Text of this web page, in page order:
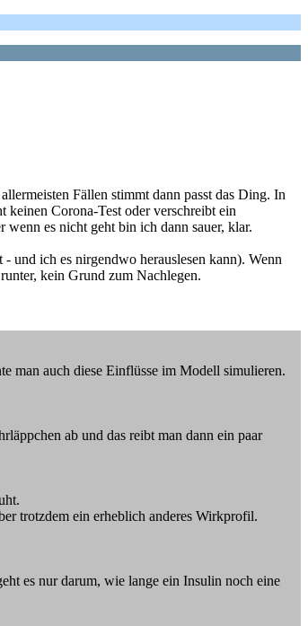
Fällen stimmt dann passt das Ding. In
Corona-Test oder verschreibt ein
es nicht geht bin ich dann sauer, klar.
ich es nirgendwo herauslesen kann). Wenn
kein Grund zum Nachlegen.
man auch diese Einflüsse im Modell simulieren.
ab und das reibt man dann ein paar
trotzdem ein erheblich anderes Wirkprofil.
es nur darum, wie lange ein Insulin noch eine